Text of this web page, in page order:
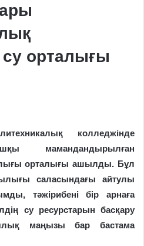
су орталығы
колледжінде
мамандандырылған
орталығы ашылды. Бұл
саласындағы айтулы
тәжірибені бір арнаға
су ресурстарын басқару
маңызы бар бастама